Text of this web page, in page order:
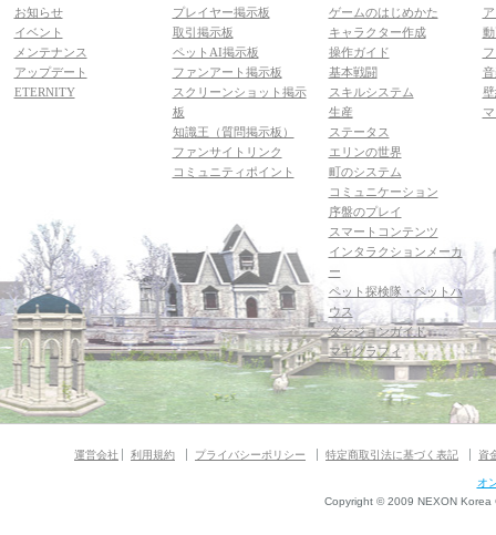
お知らせ
イベント
メンテナンス
アップデート
ETERNITY
プレイヤー掲示板
取引掲示板
ペットAI掲示板
ファンアート掲示板
スクリーンショット掲示
板
知識王（質問掲示板）
ファンサイトリンク
コミュニティポイント
ゲームのはじめかた
キャラクター作成
操作ガイド
基本戦闘
スキルシステム
生産
ステータス
エリンの世界
町のシステム
コミュニケーション
序盤のプレイ
スマートコンテンツ
インタラクションメーカ
ー
ペット探検隊・ペットハ
ウス
ダンジョンガイド
マギグラフィ
運営会社 利用規約 プライバシーポリシー 特定商取引法に基づく表記 資
オ
Copyright © 2009 NEXON Korea